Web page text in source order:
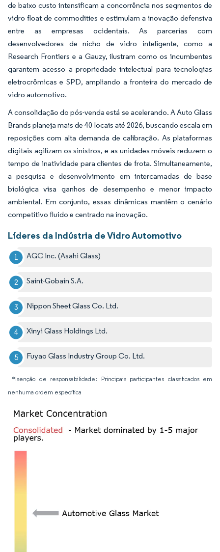
de baixo custo intensificam a concorrência nos segmentos de
vidro float de commodities e estimulam a inovação defensiva
entre as empresas ocidentais. As parcerias com
desenvolvedores de nicho de vidro inteligente, como a
Research Frontiers e a Gauzy, ilustram como os incumbentes
garantem acesso a propriedade intelectual para tecnologias
eletrocrômicas e SPD, ampliando a fronteira do mercado de
vidro automotivo.
A consolidação do pós-venda está se acelerando. A Auto Glass
Brands planeja mais de 40 locais até 2026, buscando escala em
reposições com alta demanda de calibração. As plataformas
digitais agilizam os sinistros, e as unidades móveis reduzem o
tempo de inatividade para clientes de frota. Simultaneamente,
a pesquisa e desenvolvimento em intercamadas de base
biológica visa ganhos de desempenho e menor impacto
ambiental. Em conjunto, essas dinâmicas mantêm o cenário
competitivo fluido e centrado na inovação.
Líderes da Indústria de Vidro Automotivo
AGC Inc. (Asahi Glass)
Saint-Gobain S.A.
Nippon Sheet Glass Co. Ltd.
Xinyi Glass Holdings Ltd.
Fuyao Glass Industry Group Co. Ltd.
*Isenção de responsabilidade: Principais participantes classificados em
nenhuma ordem específica